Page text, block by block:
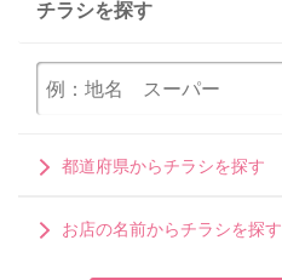
チラシを探す
都道府県からチラシを探す
お店の名前からチラシを探す